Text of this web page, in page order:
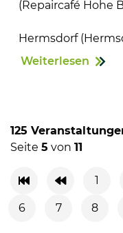
(Repaircafé Hohe
Hermsdorf
Weiterlesen
125
Seite 5 von 11
1
6 7 8